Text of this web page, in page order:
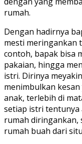
rumah.
Dengan hadirnya
mesti meringankan
contoh, bapak bisa
pakaian, hingga
istri. Dirinya
menimbulkan
anak, terlebih di
setiap istri tentunya
rumah diringankan,
rumah buah dari